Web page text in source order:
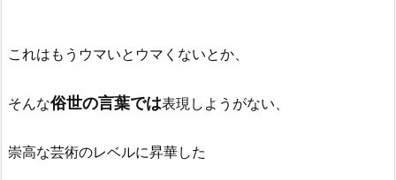
これはもうウマいとウマくないとか、
そんな俗世の言葉では表現しようがない、
崇高な芸術のレベルに昇華した